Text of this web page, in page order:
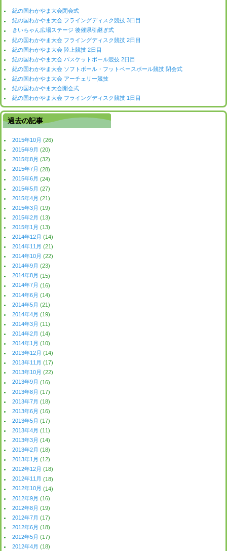
紀の国わかやま大会閉会式
紀の国わかやま大会 フライングディスク競技 3日目
きいちゃん広場ステージ 後催県引継ぎ式
紀の国わかやま大会 フライングディスク競技 2日目
紀の国わかやま大会 陸上競技 2日目
紀の国わかやま大会 バスケットボール競技 2日目
紀の国わかやま大会 ソフトボール・フットベースボール競技 閉会式
紀の国わかやま大会 アーチェリー競技
紀の国わかやま大会開会式
紀の国わかやま大会 フライングディスク競技 1日目
過去の記事
2015年10月 (26)
2015年9月 (20)
2015年8月 (32)
2015年7月 (28)
2015年6月 (24)
2015年5月 (27)
2015年4月 (21)
2015年3月 (19)
2015年2月 (13)
2015年1月 (13)
2014年12月 (14)
2014年11月 (21)
2014年10月 (22)
2014年9月 (23)
2014年8月 (15)
2014年7月 (16)
2014年6月 (14)
2014年5月 (21)
2014年4月 (19)
2014年3月 (11)
2014年2月 (14)
2014年1月 (10)
2013年12月 (14)
2013年11月 (17)
2013年10月 (22)
2013年9月 (16)
2013年8月 (17)
2013年7月 (18)
2013年6月 (16)
2013年5月 (17)
2013年4月 (11)
2013年3月 (14)
2013年2月 (18)
2013年1月 (12)
2012年12月 (18)
2012年11月 (18)
2012年10月 (14)
2012年9月 (16)
2012年8月 (19)
2012年7月 (17)
2012年6月 (18)
2012年5月 (17)
2012年4月 (18)